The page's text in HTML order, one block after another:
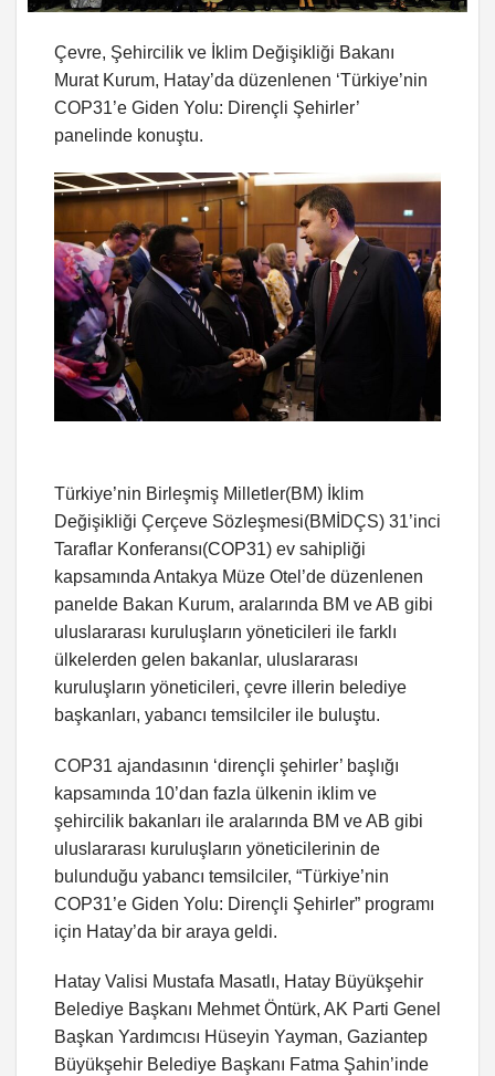
Çevre, Şehircilik ve İklim Değişikliği Bakanı
Murat Kurum, Hatay’da düzenlenen ‘Türkiye’nin
COP31’e Giden Yolu: Dirençli Şehirler’
panelinde konuştu.
Türkiye’nin Birleşmiş Milletler(BM) İklim
Değişikliği Çerçeve Sözleşmesi(BMİDÇS) 31’inci
Taraflar Konferansı(COP31) ev sahipliği
kapsamında Antakya Müze Otel’de düzenlenen
panelde Bakan Kurum, aralarında BM ve AB gibi
uluslararası kuruluşların yöneticileri ile farklı
ülkelerden gelen bakanlar, uluslararası
kuruluşların yöneticileri, çevre illerin belediye
başkanları, yabancı temsilciler ile buluştu.
COP31 ajandasının ‘dirençli şehirler’ başlığı
kapsamında 10’dan fazla ülkenin iklim ve
şehircilik bakanları ile aralarında BM ve AB gibi
uluslararası kuruluşların yöneticilerinin de
bulunduğu yabancı temsilciler, “Türkiye’nin
COP31’e Giden Yolu: Dirençli Şehirler” programı
için Hatay’da bir araya geldi.
Hatay Valisi Mustafa Masatlı, Hatay Büyükşehir
Belediye Başkanı Mehmet Öntürk, AK Parti Genel
Başkan Yardımcısı Hüseyin Yayman, Gaziantep
Büyükşehir Belediye Başkanı Fatma Şahin’inde